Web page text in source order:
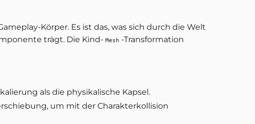
Körper. Es ist das, was sich durch die Welt
trägt. Die Kind- Mesh -Transformation
als die physikalische Kapsel.
um mit der Charakterkollision